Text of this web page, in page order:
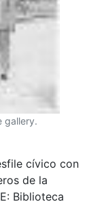
gallery.
cívico con
de la
Biblioteca